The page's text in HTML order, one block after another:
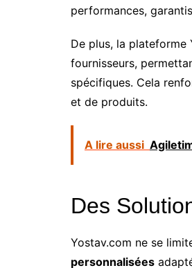
performances,
De plus, la plateforme
fournisseurs,
spécifiques. Cela
et de produits.
A lire aussi
Des
Yostav.com ne se
personnalisées